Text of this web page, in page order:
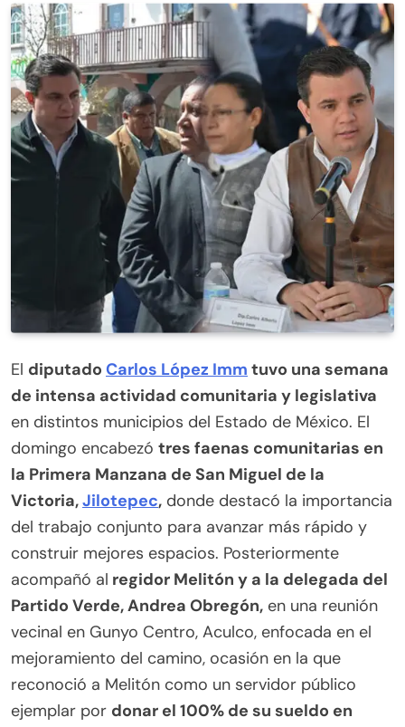
El diputado Carlos López Imm tuvo una semana
de intensa actividad comunitaria y legislativa
en distintos municipios del Estado de México. El
domingo encabezó tres faenas comunitarias en
la Primera Manzana de San Miguel de la
Victoria,Jilotepec, donde destacó la importancia
del trabajo conjunto para avanzar más rápido y
construir mejores espacios. Posteriormente
acompañó al regidor Melitón y a la delegada del
Partido Verde, Andrea Obregón, en una reunión
vecinal en Gunyo Centro, Aculco, enfocada en el
mejoramiento del camino, ocasión en la que
reconoció a Melitón como un servidor público
ejemplar por donar el 100% de su sueldo en